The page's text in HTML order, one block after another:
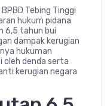
Tebing Tinggi
hukum pidana
6,5 tahun bui
dampak kerugian
hukuman
oleh denda serta
kerugian negara